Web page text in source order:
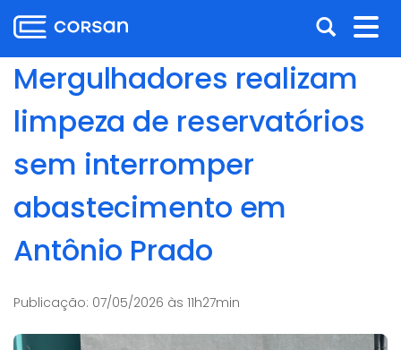
para
o
conteúdo
para
menu
para
busca
para
o
conteúdo
Abrir
a
busca
Mergulhadores realizam
limpeza de reservatórios
sem interromper
abastecimento em
Antônio Prado
Publicação: 07/05/2026 às 11h27min